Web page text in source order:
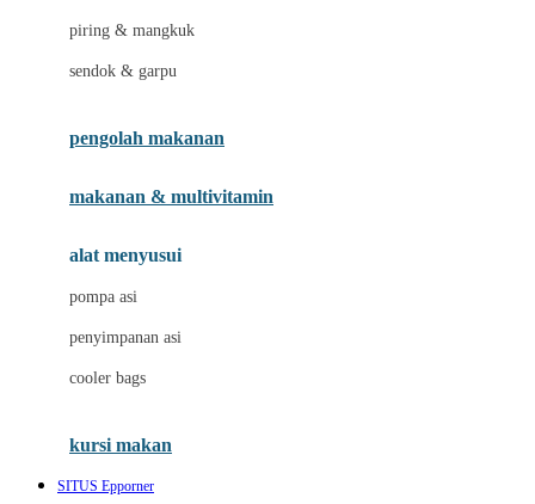
Joolz
Leclerc
Lee Vierra
piring & mangkuk
sendok & garpu
pengolah makanan
makanan & multivitamin
alat menyusui
pompa asi
penyimpanan asi
cooler bags
kursi makan
SITUS Epporner